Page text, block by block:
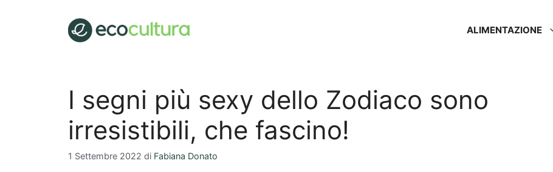
ALIMENTAZIONE
I segni più sexy dello Zodiaco sono
irresistibili, che fascino!
1 Settembre 2022 di Fabiana Donato